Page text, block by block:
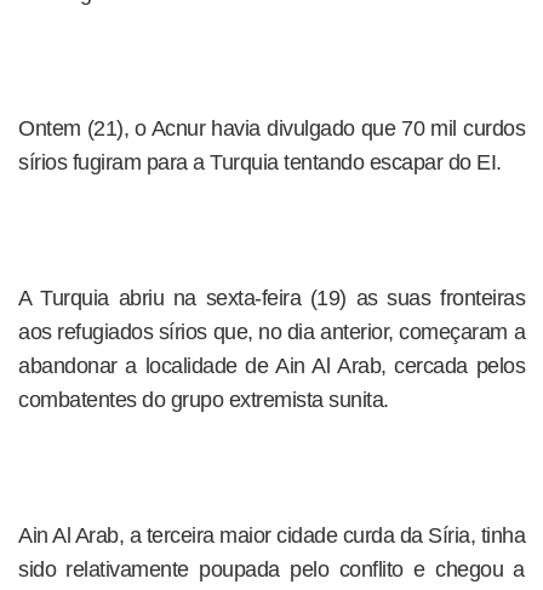
Ontem (21), o Acnur havia divulgado que 70 mil curdos
sírios fugiram para a Turquia tentando escapar do EI.
A Turquia abriu na sexta-feira (19) as suas fronteiras
aos refugiados sírios que, no dia anterior, começaram a
abandonar a localidade de Ain Al Arab, cercada pelos
combatentes do grupo extremista sunita.
Ain Al Arab, a terceira maior cidade curda da Síria, tinha
sido relativamente poupada pelo conflito e chegou a